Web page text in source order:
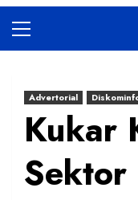
Menu
Advertorial
Kukar
Sektor